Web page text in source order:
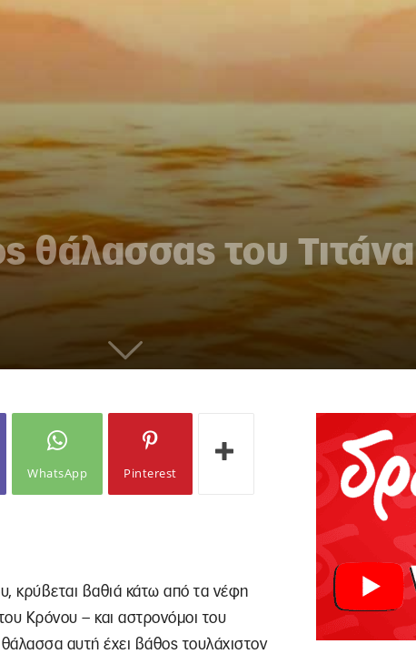
θάλασσας του Τιτάνα
WhatsApp Pinterest
κρύβεται βαθιά κάτω από τα νέφη
Κρόνου – και αστρονόμοι του
αυτή έχει βάθος τουλάχιστον